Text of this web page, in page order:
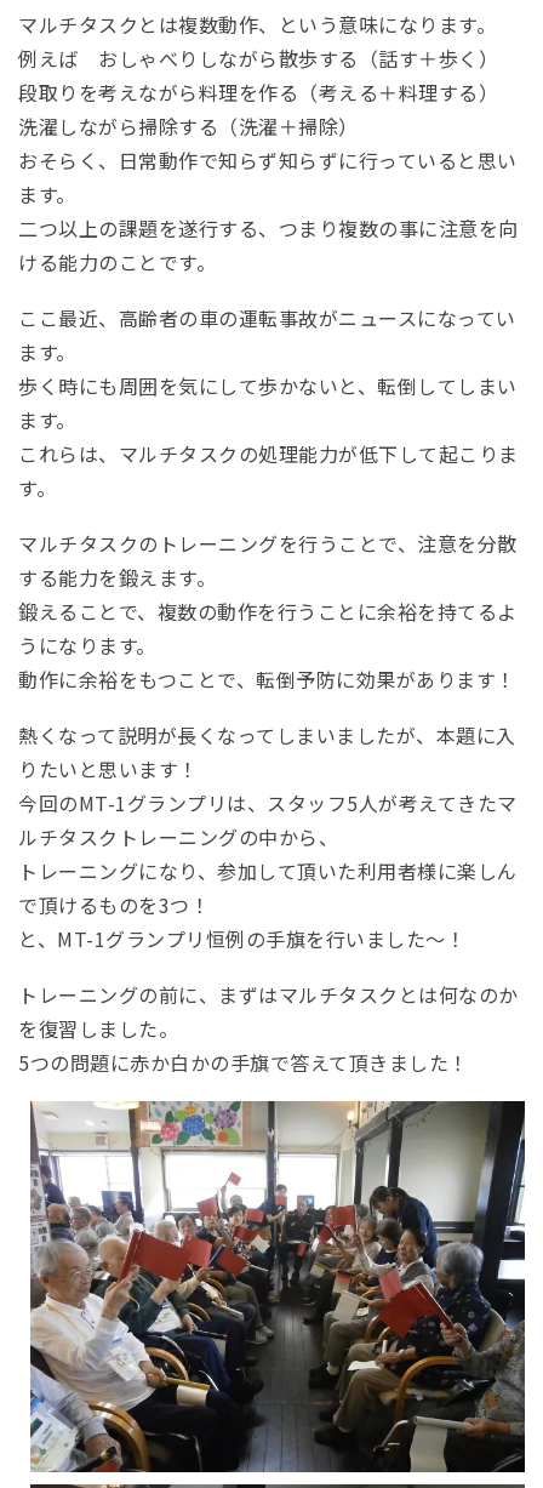
マルチタスクとは複数動作、という意味になります。
例えば おしゃべりしながら散歩する（話す＋歩く）
段取りを考えながら料理を作る（考える＋料理する）
洗濯しながら掃除する（洗濯＋掃除）
おそらく、日常動作で知らず知らずに行っていると思い
ます。
二つ以上の課題を遂行する、つまり複数の事に注意を向
ける能力のことです。
ここ最近、高齢者の車の運転事故がニュースになってい
ます。
歩く時にも周囲を気にして歩かないと、転倒してしまい
ます。
これらは、マルチタスクの処理能力が低下して起こりま
す。
マルチタスクのトレーニングを行うことで、注意を分散
する能力を鍛えます。
鍛えることで、複数の動作を行うことに余裕を持てるよ
うになります。
動作に余裕をもつことで、転倒予防に効果があります！
熱くなって説明が長くなってしまいましたが、本題に入
りたいと思います！
今回のMT-1グランプリは、スタッフ5人が考えてきたマ
ルチタスクトレーニングの中から、
トレーニングになり、参加して頂いた利用者様に楽しん
で頂けるものを3つ！
と、MT-1グランプリ恒例の手旗を行いました～！
トレーニングの前に、まずはマルチタスクとは何なのか
を復習しました。
5つの問題に赤か白かの手旗で答えて頂きました！